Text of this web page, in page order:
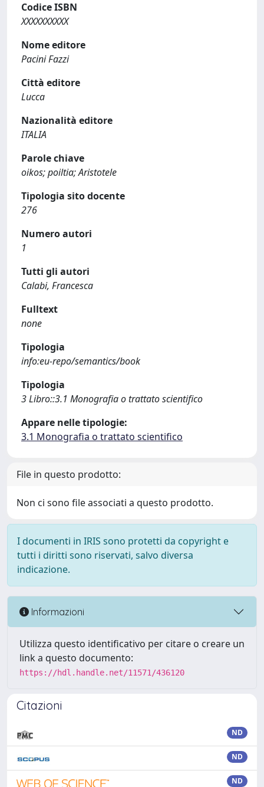
Codice ISBN
XXXXXXXXXX
Nome editore
Pacini Fazzi
Città editore
Lucca
Nazionalità editore
ITALIA
Parole chiave
oikos; poiltia; Aristotele
Tipologia sito docente
276
Numero autori
1
Tutti gli autori
Calabi, Francesca
Fulltext
none
Tipologia
info:eu-repo/semantics/book
Tipologia
3 Libro::3.1 Monografia o trattato scientifico
Appare nelle tipologie:
3.1 Monografia o trattato scientifico
File in questo prodotto:
Non ci sono file associati a questo prodotto.
I documenti in IRIS sono protetti da copyright e
tutti i diritti sono riservati, salvo diversa
indicazione.
Informazioni
Utilizza questo identificativo per citare o creare un
link a questo documento:
https://hdl.handle.net/11571/436120
Citazioni
ND
ND
ND